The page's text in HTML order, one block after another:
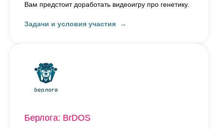
Вам предстоит доработать видеоигру про генетику.
Задачи и условия участия
Берлога: BrDOS